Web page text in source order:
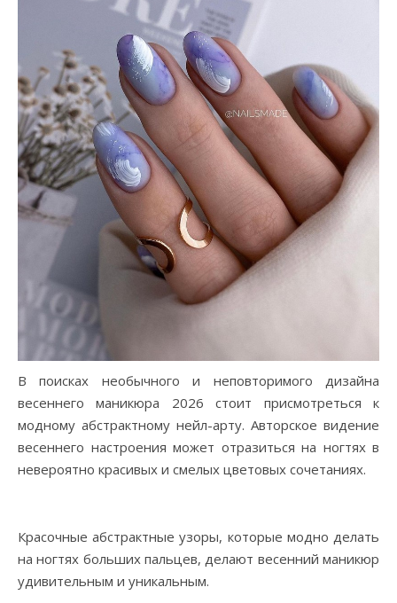
В поисках необычного и неповторимого дизайна
весеннего маникюра 2026 стоит присмотреться к
модному абстрактному нейл-арту. Авторское видение
весеннего настроения может отразиться на ногтях в
невероятно красивых и смелых цветовых сочетаниях.
Красочные абстрактные узоры, которые модно делать
на ногтях больших пальцев, делают весенний маникюр
удивительным и уникальным.